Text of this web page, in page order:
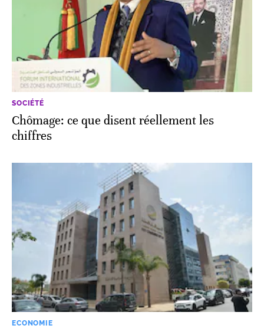
SOCIÉTÉ
Chômage: ce que disent réellement les
chiffres
ECONOMIE